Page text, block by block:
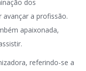
dos
avançar a profissão.
apaixonada,
referindo-se a